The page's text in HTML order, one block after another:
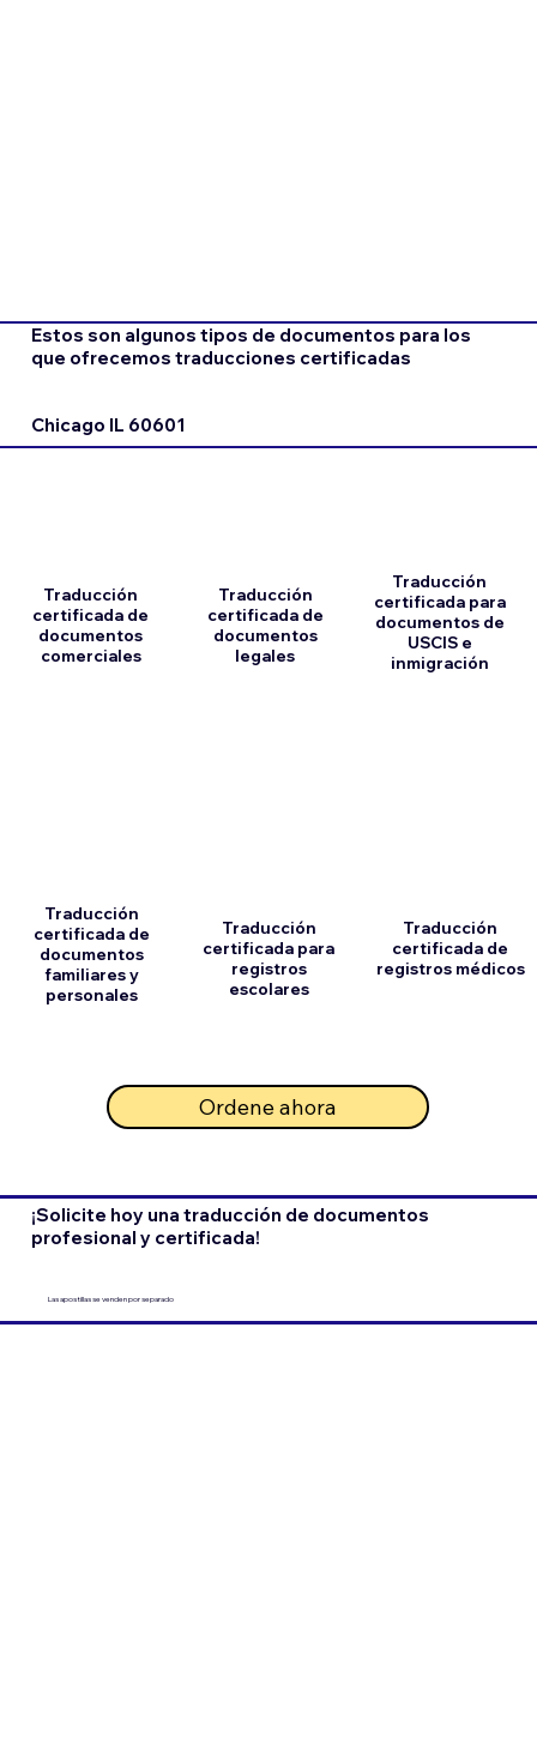
Estos son algunos tipos de documentos para los
que ofrecemos traducciones certificadas
Chicago IL 60601
Traducción
certificada de
documentos
comerciales
Traducción
certificada de
documentos
familiares y
personales
Traducción
certificada de
documentos
legales
Traducción
certificada para
registros
escolares
Ordene ahora
Traducción
certificada para
documentos de
USCIS e
inmigración
Traducción
certificada de
registros médicos
¡Solicite hoy una traducción de documentos
profesional y certificada!
Las apostillas se venden por separado